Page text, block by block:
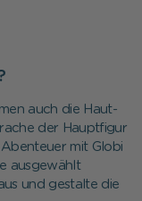
auch die Haut-
der Hauptfigur
mit Globi
ausgewählt
und gestalte die